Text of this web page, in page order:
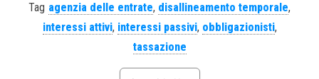
Tag agenzia delle entrate, disallineamento temporale,
interessi attivi, interessi passivi, obbligazionisti,
tassazione